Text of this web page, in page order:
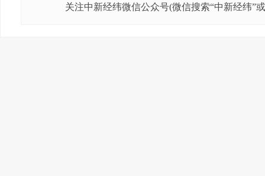
关注中新经纬微信公众号(微信搜索“中新经纬”